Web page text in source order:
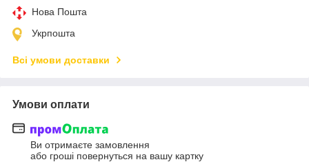
Нова Пошта
Укрпошта
Всі умови доставки
Умови оплати
Ви отримаєте замовлення
або гроші повернуться на вашу картку